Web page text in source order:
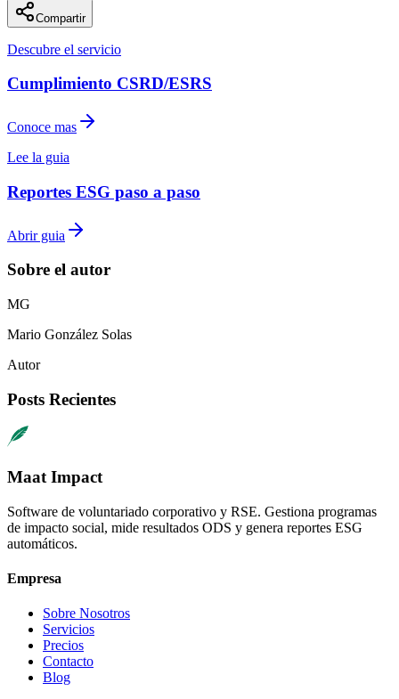
Compartir
Descubre el servicio
Cumplimiento CSRD/ESRS
Conoce mas
Lee la guia
Reportes ESG paso a paso
Abrir guia
Sobre el autor
MG
Mario González Solas
Autor
Posts Recientes
Maat Impact
Software de voluntariado corporativo y RSE. Gestiona programas
de impacto social, mide resultados ODS y genera reportes ESG
automáticos.
Empresa
Sobre Nosotros
Servicios
Precios
Contacto
Blog